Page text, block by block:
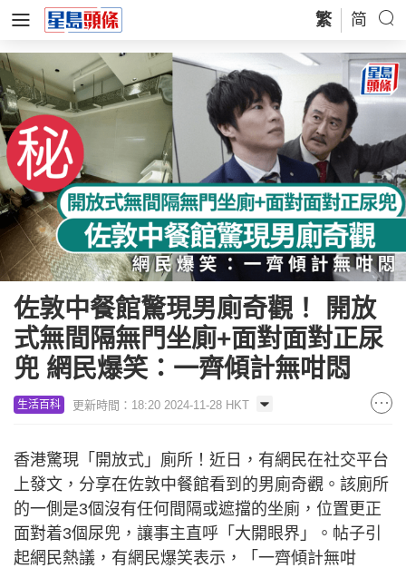
繁 简
佐敦中餐館驚現男廁奇觀！ 開放
式無間隔無門坐廁+面對面對正尿
兜 網民爆笑：一齊傾計無咁悶
生活百科 更新時間：18:20 2024-11-28 HKT
香港驚現「開放式」廁所！近日，有網民在社交平台
上發文，分享在佐敦中餐館看到的男廁奇觀。該廁所
的一側是3個沒有任何間隔或遮擋的坐廁，位置更正
面對着3個尿兜，讓事主直呼「大開眼界」。帖子引
起網民熱議，有網民爆笑表示，「一齊傾計無咁